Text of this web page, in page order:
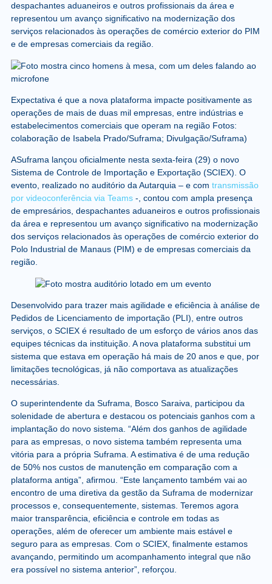
despachantes aduaneiros e outros profissionais da área e
representou um avanço significativo na modernização dos
serviços relacionados às operações de comércio exterior do PIM
e de empresas comerciais da região.
Expectativa é que a nova plataforma impacte positivamente as
operações de mais de duas mil empresas, entre indústrias e
estabelecimentos comerciais que operam na região Fotos:
colaboração de Isabela Prado/Suframa; Divulgação/Suframa)
ASuframa lançou oficialmente nesta sexta-feira (29) o novo
Sistema de Controle de Importação e Exportação (SCIEX). O
evento, realizado no auditório da Autarquia – e com transmissão
por videoconferência via Teams-, contou com ampla presença
de empresários, despachantes aduaneiros e outros profissionais
da área e representou um avanço significativo na modernização
dos serviços relacionados às operações de comércio exterior do
Polo Industrial de Manaus (PIM) e de empresas comerciais da
região.
Desenvolvido para trazer mais agilidade e eficiência à análise de
Pedidos de Licenciamento de importação (PLI), entre outros
serviços, o SCIEX é resultado de um esforço de vários anos das
equipes técnicas da instituição. A nova plataforma substitui um
sistema que estava em operação há mais de 20 anos e que, por
limitações tecnológicas, já não comportava as atualizações
necessárias.
O superintendente da Suframa, Bosco Saraiva, participou da
solenidade de abertura e destacou os potenciais ganhos com a
implantação do novo sistema. “Além dos ganhos de agilidade
para as empresas, o novo sistema também representa uma
vitória para a própria Suframa. A estimativa é de uma redução
de 50% nos custos de manutenção em comparação com a
plataforma antiga”, afirmou. “Este lançamento também vai ao
encontro de uma diretiva da gestão da Suframa de modernizar
processos e, consequentemente, sistemas. Teremos agora
maior transparência, eficiência e controle em todas as
operações, além de oferecer um ambiente mais estável e
seguro para as empresas. Com o SCIEX, finalmente estamos
avançando, permitindo um acompanhamento integral que não
era possível no sistema anterior”, reforçou.